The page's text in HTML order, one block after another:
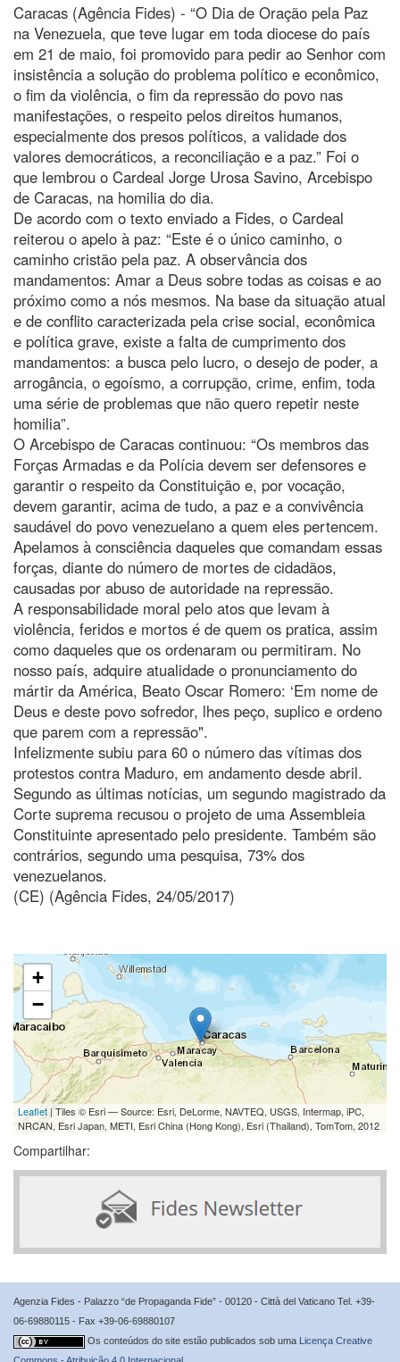
Caracas (Agência Fides) - “O Dia de Oração pela Paz
na Venezuela, que teve lugar em toda diocese do país
em 21 de maio, foi promovido para pedir ao Senhor com
insistência a solução do problema político e econômico,
o fim da violência, o fim da repressão do povo nas
manifestações, o respeito pelos direitos humanos,
especialmente dos presos políticos, a validade dos
valores democráticos, a reconciliação e a paz.” Foi o
que lembrou o Cardeal Jorge Urosa Savino, Arcebispo
de Caracas, na homilia do dia.
De acordo com o texto enviado a Fides, o Cardeal
reiterou o apelo à paz: “Este é o único caminho, o
caminho cristão pela paz. A observância dos
mandamentos: Amar a Deus sobre todas as coisas e ao
próximo como a nós mesmos. Na base da situação atual
e de conflito caracterizada pela crise social, econômica
e política grave, existe a falta de cumprimento dos
mandamentos: a busca pelo lucro, o desejo de poder, a
arrogância, o egoísmo, a corrupção, crime, enfim, toda
uma série de problemas que não quero repetir neste
homilia”.
O Arcebispo de Caracas continuou: “Os membros das
Forças Armadas e da Polícia devem ser defensores e
garantir o respeito da Constituição e, por vocação,
devem garantir, acima de tudo, a paz e a convivência
saudável do povo venezuelano a quem eles pertencem.
Apelamos à consciência daqueles que comandam essas
forças, diante do número de mortes de cidadãos,
causadas por abuso de autoridade na repressão.
A responsabilidade moral pelo atos que levam à
violência, feridos e mortos é de quem os pratica, assim
como daqueles que os ordenaram ou permitiram. No
nosso país, adquire atualidade o pronunciamento do
mártir da América, Beato Oscar Romero: ‘Em nome de
Deus e deste povo sofredor, lhes peço, suplico e ordeno
que parem com a repressão".
Infelizmente subiu para 60 o número das vítimas dos
protestos contra Maduro, em andamento desde abril.
Segundo as últimas notícias, um segundo magistrado da
Corte suprema recusou o projeto de uma Assembleia
Constituinte apresentado pelo presidente. Também são
contrários, segundo uma pesquisa, 73% dos
venezuelanos.
(CE) (Agência Fides, 24/05/2017)
+
−
Leaflet | Tiles © Esri — Source: Esri, DeLorme, NAVTEQ, USGS, Intermap, iPC,
NRCAN, Esri Japan, METI, Esri China (Hong Kong), Esri (Thailand), TomTom, 2012
Compartilhar:
Agenzia Fides - Palazzo “de Propaganda Fide” - 00120 - Città del Vaticano Tel. +39-
06-69880115 - Fax +39-06-69880107
Os conteúdos do site estão publicados sob uma Licença Creative